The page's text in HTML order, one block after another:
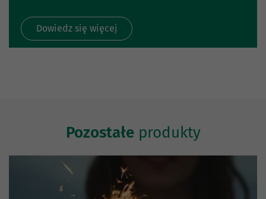
Dowiedz się więcej
Pozostałeprodukty